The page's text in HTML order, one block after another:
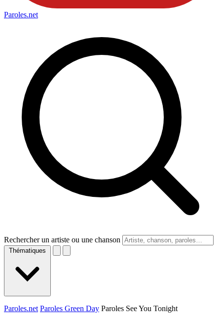
Paroles.net
Rechercher un artiste ou une chanson
Thématiques
Paroles.net Paroles Green Day Paroles See You Tonight